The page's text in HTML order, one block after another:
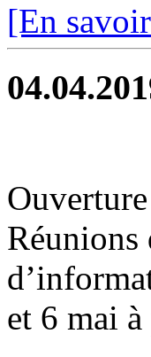
[En
Réunions
et 6 mai